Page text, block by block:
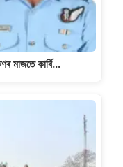
মাজতে কাৰ্বি…